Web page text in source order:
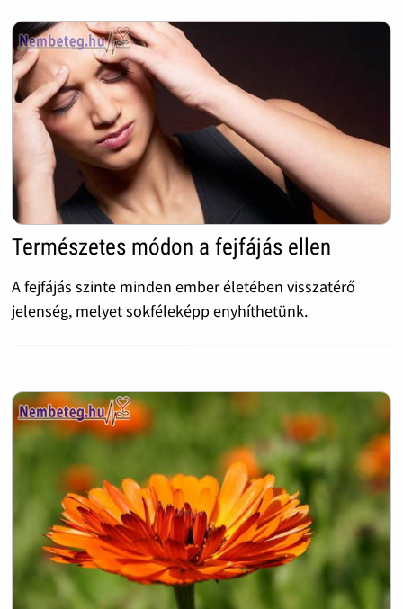
Természetes módon a fejfájás ellen
A fejfájás szinte minden ember életében visszatérő
jelenség, melyet sokféleképp enyhíthetünk.